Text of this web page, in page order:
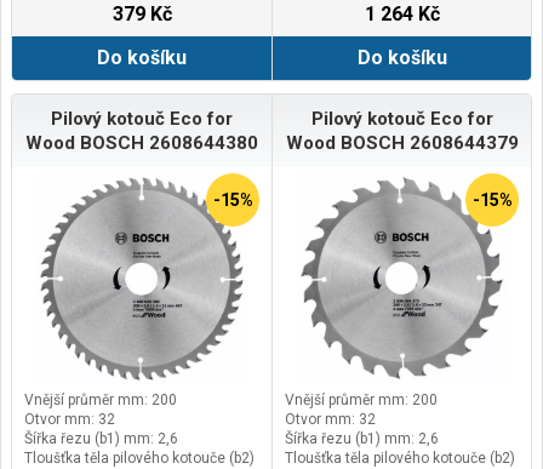
379 Kč
Do košíku
1 264 Kč
Do košíku
Pilový kotouč Eco for
Wood BOSCH 2608644380
-15%
Vnější průměr mm: 200
Otvor mm: 32
Šířka řezu (b1) mm: 2,6
Tloušťka těla pilového kotouče (b2)
Pilový kotouč Eco for
Wood BOSCH 2608644379
-15%
Vnější průměr mm: 200
Otvor mm: 32
Šířka řezu (b1) mm: 2,6
Tloušťka těla pilového kotouče (b2)